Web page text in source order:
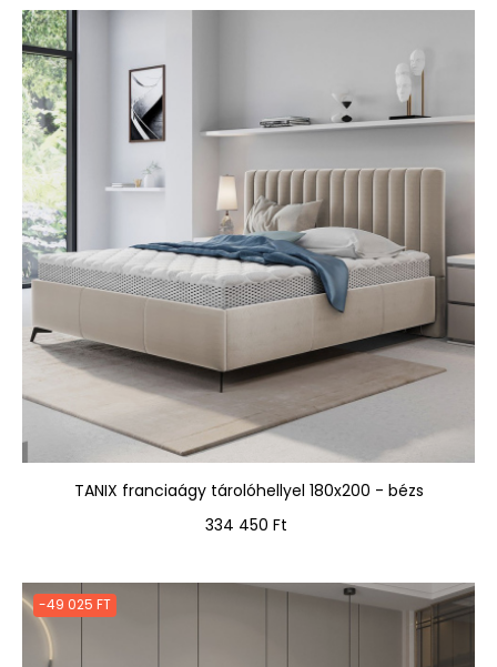
TANIX franciaágy tárolóhellyel 180x200 - bézs
Ár
334 450 Ft
-49 025 FT